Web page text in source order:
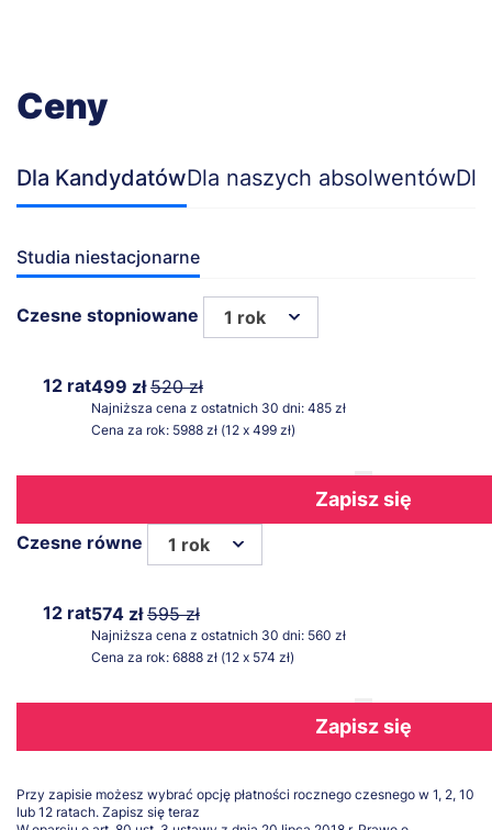
Ceny
Dla KandydatówDla naszych absolwentów
Studia niestacjonarne
Czesne stopniowane 1 rok
12 rat499 zł520 zł
Najniższa cena z ostatnich 30 dni: 485 zł
Cena za rok: 5988 zł (12 x 499 zł)
Zapisz się
Czesne równe 1 rok
12 rat574 zł595 zł
Najniższa cena z ostatnich 30 dni: 560 zł
Cena za rok: 6888 zł (12 x 574 zł)
Zapisz się
Przy zapisie możesz wybrać opcję płatności rocznego czesnego w 1, 2, 10
lub 12 ratach. Zapisz się teraz